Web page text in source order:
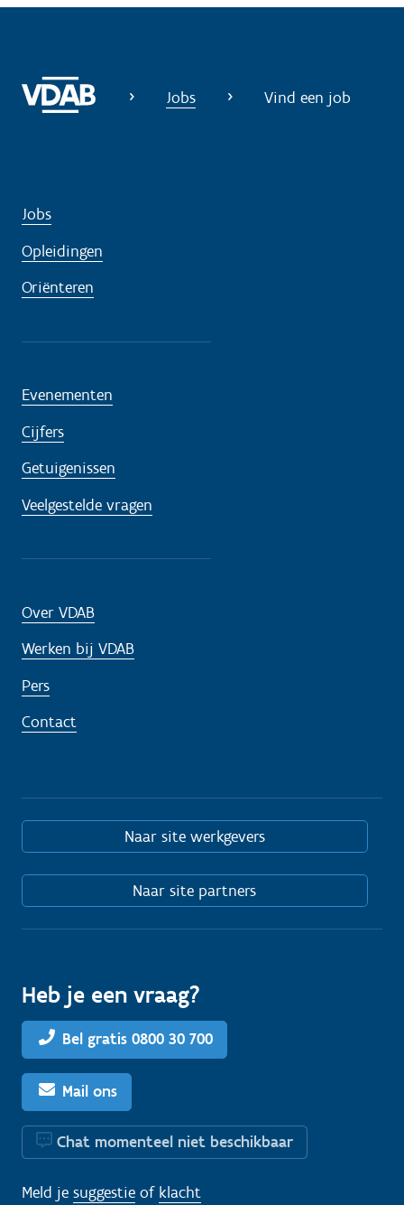
i
Jobs Vind een job
Jobs
Opleidingen
Oriënteren
Evenementen
Cijfers
Getuigenissen
Veelgestelde vragen
Over VDAB
Werken bij VDAB
Pers
Contact
Naar site werkgevers
Naar site partners
Heb je een vraag?
Bel gratis 0800 30 700
Mail ons
Chat momenteel niet beschikbaar
Meld je suggestie of klacht